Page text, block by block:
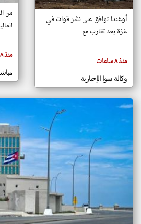
مصادر
اخبار
أهم اخبار
الموجوده
هنا عن
وجهة
كاتبيها.
أوغندا توافق على نشر قوات في
غزة بعد تقارب مع ...
منذ ٨ ساعات
وكالة سوا الإخبارية
من
منذ ٨ ساعات